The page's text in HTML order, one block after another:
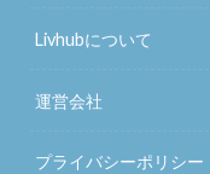
Livhubについて
運営会社
プライバシーポリシー